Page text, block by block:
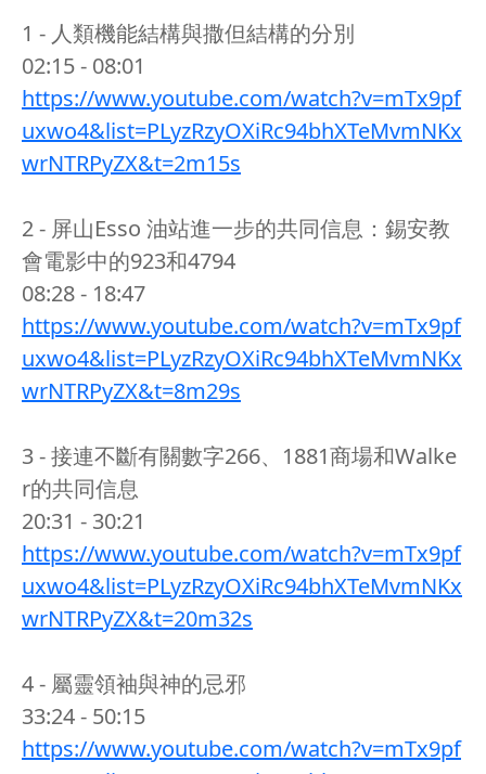
1 - 人類機能結構與撒但結構的分別
02:15 - 08:01
https://www.youtube.com/watch?v=mTx9pf
uxwo4&list=PLyzRzyOXiRc94bhXTeMvmNKx
wrNTRPyZX&t=2m15s
2 - 屏山Esso 油站進一步的共同信息：錫安教
會電影中的923和4794
08:28 - 18:47
https://www.youtube.com/watch?v=mTx9pf
uxwo4&list=PLyzRzyOXiRc94bhXTeMvmNKx
wrNTRPyZX&t=8m29s
3 - 接連不斷有關數字266、1881商場和Walke
r的共同信息
20:31 - 30:21
https://www.youtube.com/watch?v=mTx9pf
uxwo4&list=PLyzRzyOXiRc94bhXTeMvmNKx
wrNTRPyZX&t=20m32s
4 - 屬靈領袖與神的忌邪
33:24 - 50:15
https://www.youtube.com/watch?v=mTx9pf